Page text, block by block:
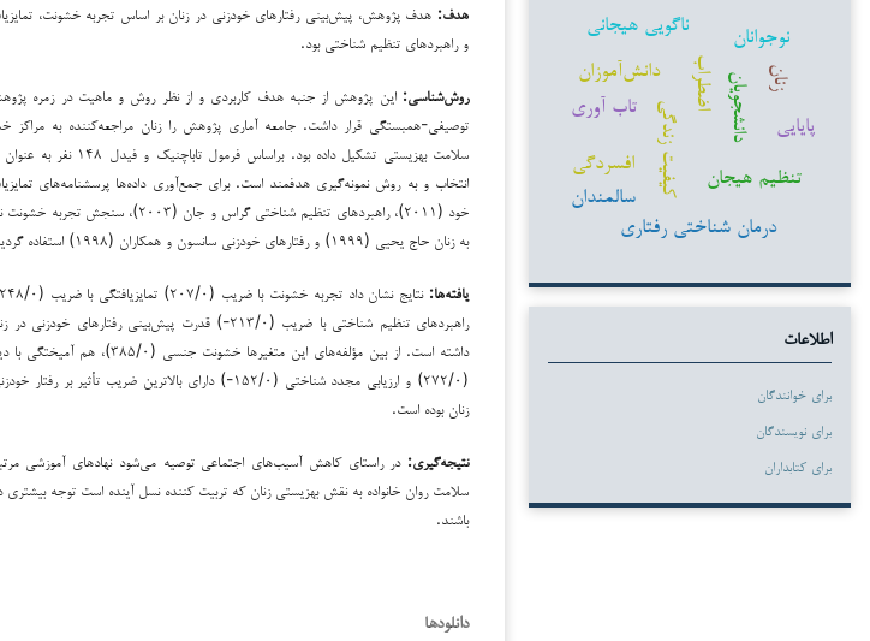
اضطراب دانشجویان کیفیت زندگی
نوجوانان
افسردگی
دانش‌آموزان زنان
تنظیم هیجان
درمان شناختی رفتاری
ناگویی هیجانی
تاب آوری
سالمندان
پایایی
اطلاعات
برای خوانندگان
برای نویسندگان
برای کتابداران
هدف: هدف پژوهش، پیش‌بینی رفتارهای خودزنی در زنان بر اساس تجربه خشونت،
و راهبردهای تنظیم شناختی بود.
روش‌شناسی: این پژوهش از جنبه هدف کاربردی و از نظر روش و ماهیت در زمره
توصیفی-همبستگی قرار داشت. جامعه آماری پژوهش را زنان مراجعه‌کننده به مراکز
سلامت بهزیستی تشکیل داده بود. براساس فرمول تاباچنیک و
انتخاب و به روش نمونه‌گیری هدفمند است. برای جمع‌آوری داده‌ها پرسشنامه‌های
خود (۲۰۱۱)، راهبردهای تنظیم شناختی گراس و جان (۲۰۰۳)، سنجش
به زنان حاج یحیی (۱۹۹۹) و رفتارهای خودزنی سانسون و همکاران (۱۹۹۸) استفاده گردید.
یافته‌ها:
راهبردهای تنظیم شناختی با ضریب (۲۱۳/۰-) قدرت پیش‌بینی رفتارهای خودزنی
داشته است. از بین مؤلفه‌های این متغیرها خشونت جنسی (۳۸۵/۰)، هم
(۲۷۲/۰) و ارزیابی مجدد شناختی (۱۵۲/۰-) دارای بالاترین ضریب تأثیر بر رفتار
زنان بوده است.
نتیجه‌گیری: در راستای کاهش آسیب‌های اجتماعی توصیه می‌شود نهادهای آموزشی
سلامت روان خانواده به نقش بهزیستی زنان که تربیت کننده نسل آینده است توجه بیشتری
باشند.
دانلودها